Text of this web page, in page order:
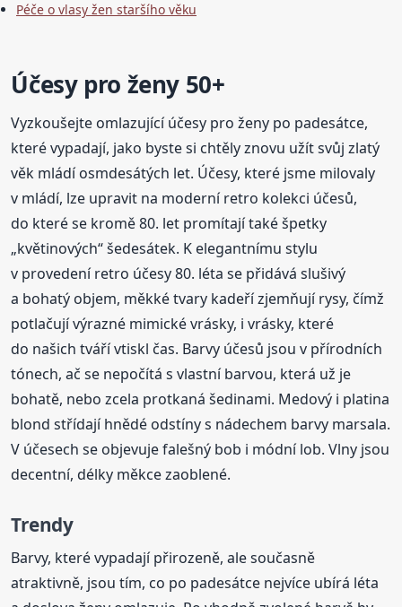
Péče o vlasy žen staršího věku
Účesy pro ženy 50+
Vyzkoušejte omlazující účesy pro ženy po padesátce,
které vypadají, jako byste si chtěly znovu užít svůj zlatý
věk mládí osmdesátých let. Účesy, které jsme milovaly
v mládí, lze upravit na moderní retro kolekci účesů,
do které se kromě 80. let promítají také špetky
„květinových“ šedesátek. K elegantnímu stylu
v provedení retro účesy 80. léta se přidává slušivý
a bohatý objem, měkké tvary kadeří zjemňují rysy, čímž
potlačují výrazné mimické vrásky, i vrásky, které
do našich tváří vtiskl čas. Barvy účesů jsou v přírodních
tónech, ač se nepočítá s vlastní barvou, která už je
bohatě, nebo zcela protkaná šedinami. Medový i platina
blond střídají hnědé odstíny s nádechem barvy marsala.
V účesech se objevuje falešný bob i módní lob. Vlny jsou
decentní, délky měkce zaoblené.
Trendy
Barvy, které vypadají přirozeně, ale současně
atraktivně, jsou tím, co po padesátce nejvíce ubírá léta